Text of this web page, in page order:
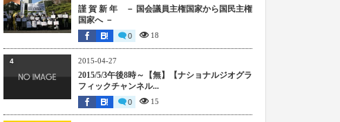
謹 賀 新 年 － 国会議員主権国家から国民主権
国家へ －
0 18
2015-04-27
2015/5/3午後8時～【無】【ナショナルジオグラ
フィックチャンネル...
0 15
4